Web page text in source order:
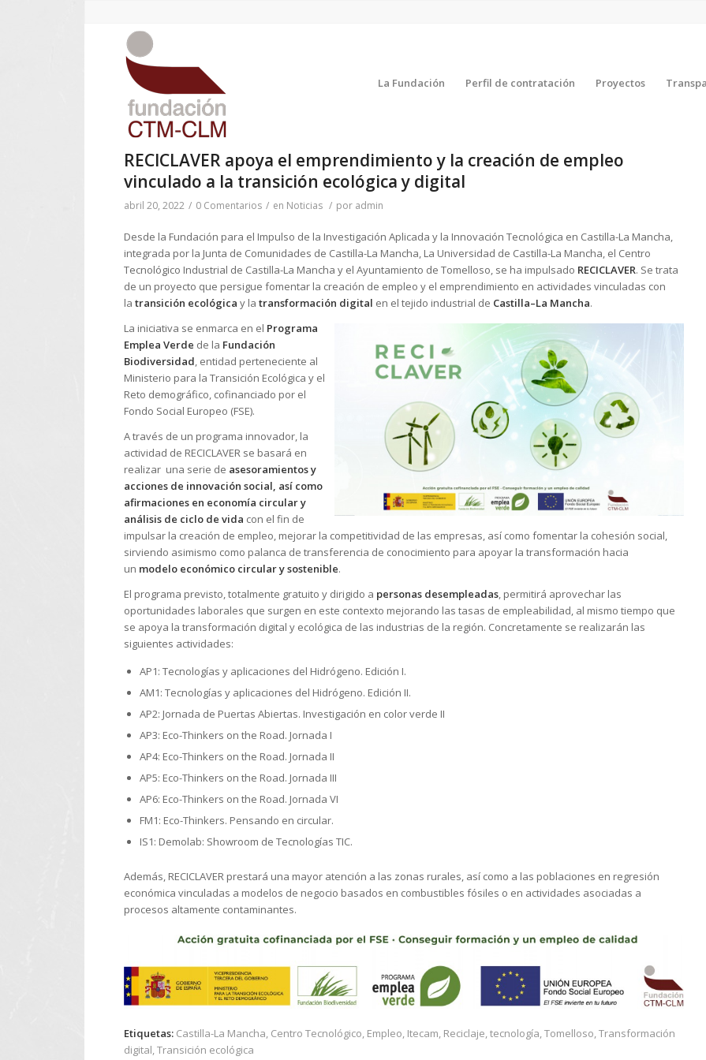
La Fundación Perfil de contratación Proyectos
RECICLAVER apoya el emprendimiento y la creación de empleo
vinculado a la transición ecológica y digital
abril 20, 2022 / 0 Comentarios / en Noticias / por admin
Desde la Fundación para el Impulso de la Investigación Aplicada y la Innovación Tecnológica en Castilla-La Mancha,
integrada por la Junta de Comunidades de Castilla-La Mancha, La Universidad de Castilla-La Mancha, el Centro
Tecnológico Industrial de Castilla-La Mancha y el Ayuntamiento de Tomelloso, se ha impulsado RECICLAVER. Se trata
de un proyecto que persigue fomentar la creación de empleo y el emprendimiento en actividades vinculadas con
la transición ecológica y la transformación digital en el tejido industrial de Castilla–La Mancha.
La iniciativa se enmarca en el Programa
Emplea Verde de la Fundación
Biodiversidad, entidad perteneciente al
Ministerio para la Transición Ecológica y el
Reto demográfico, cofinanciado por el
Fondo Social Europeo (FSE).
A través de un programa innovador, la
actividad de RECICLAVER se basará en
realizar una serie de asesoramientos y
acciones de innovación social, así como
afirmaciones en economía circular y
análisis de ciclo de vida con el fin de
impulsar la creación de empleo, mejorar la competitividad de las empresas, así como fomentar la cohesión social,
sirviendo asimismo como palanca de transferencia de conocimiento para apoyar la transformación hacia
un modelo económico circular y sostenible.
El programa previsto, totalmente gratuito y dirigido a personas desempleadas, permitirá aprovechar las
oportunidades laborales que surgen en este contexto mejorando las tasas de empleabilidad, al mismo tiempo que
se apoya la transformación digital y ecológica de las industrias de la región. Concretamente se realizarán las
siguientes actividades:
AP1: Tecnologías y aplicaciones del Hidrógeno. Edición I.
AM1: Tecnologías y aplicaciones del Hidrógeno. Edición II.
AP2: Jornada de Puertas Abiertas. Investigación en color verde II
AP3: Eco-Thinkers on the Road. Jornada I
AP4: Eco-Thinkers on the Road. Jornada II
AP5: Eco-Thinkers on the Road. Jornada III
AP6: Eco-Thinkers on the Road. Jornada VI
FM1: Eco-Thinkers. Pensando en circular.
IS1: Demolab: Showroom de Tecnologías TIC.
Además, RECICLAVER prestará una mayor atención a las zonas rurales, así como a las poblaciones en regresión
económica vinculadas a modelos de negocio basados en combustibles fósiles o en actividades asociadas a
procesos altamente contaminantes.
Etiquetas: Castilla-La Mancha, Centro Tecnológico, Empleo, Itecam, Reciclaje,tecnología,Tomelloso,Transformación
digital,Transición ecológica